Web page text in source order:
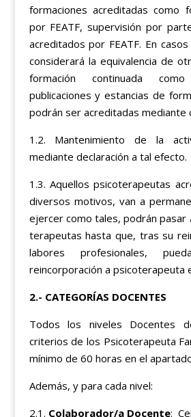
formaciones acreditadas como
por FEATF, supervisión por
acreditados por FEATF. En
considerará la equivalencia de
formación continuada como
publicaciones y estancias de
podrán ser acreditadas mediante
1.2. Mantenimiento de la
mediante declaración a tal efecto.
1.3. Aquellos psicoterapeutas
diversos motivos, van a
ejercer como tales, podrán pasar
terapeutas hasta que, tras su
labores profesionales,
reincorporación a psicoterapeuta
2.- CATEGORÍAS DOCENTES
Todos los niveles Docentes
criterios de los Psicoterapeuta
mínimo de 60 horas en el
Además, y para cada nivel:
2.1. Colaborador/a Docente: